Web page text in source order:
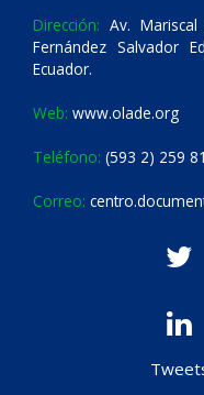
Dirección: Av.
Fernández Salvador
Ecuador.
Web: www.olade.org
Teléfono: (593 2) 259
Correo: